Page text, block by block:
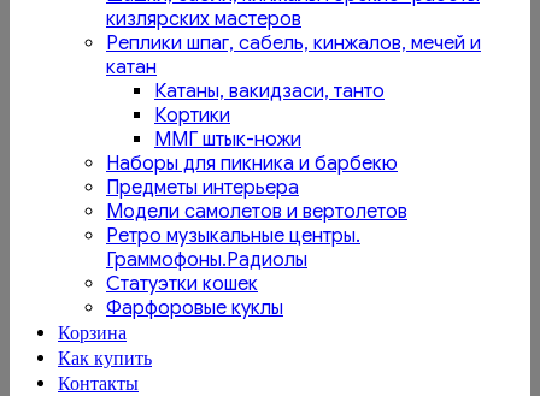
кизлярских мастеров
Реплики шпаг, сабель, кинжалов, мечей и
катан
Катаны, вакидзаси, танто
Кортики
ММГ штык-ножи
Наборы для пикника и барбекю
Предметы интерьера
Модели самолетов и вертолетов
Ретро музыкальные центры.
Граммофоны.Радиолы
Статуэтки кошек
Фарфоровые куклы
Корзина
Как купить
Контакты